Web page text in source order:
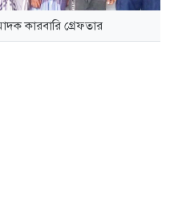
কারবারি গ্রেফতার